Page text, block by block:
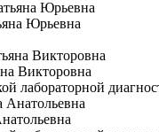
Юрьевна
Викторовна
лабораторной